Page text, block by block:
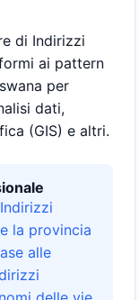
di Indirizzi
ai pattern
per
dati,
(GIS) e altri.
la provincia
alle